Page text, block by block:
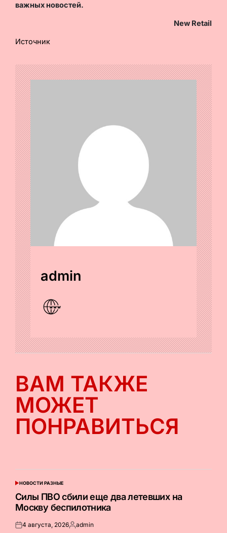
важных новостей.
New Retail
Источник
admin
ВАМ ТАКЖЕ
МОЖЕТ
ПОНРАВИТЬСЯ
ОПУБЛИКОВАНО
НОВОСТИ РАЗНЫЕ
Силы ПВО сбили еще два летевших на
Москву беспилотника
Опубликовано
4 августа, 2026Запись
admin